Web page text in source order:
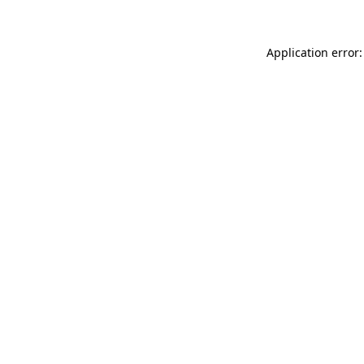
Application